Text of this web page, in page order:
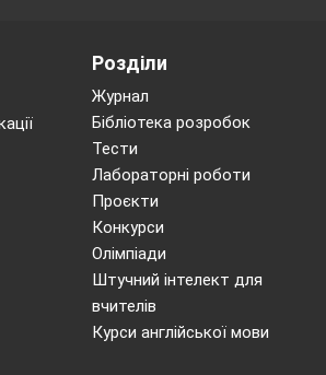
твердження щодо
та її властивостей.
до складу географічної
входять гідросфера та
частково – біосфера та
географічної оболонки
визначити через
її частин.
перебуванню води в трьох
станах відбувається малий
Розділи
Журнал
Бібліотека розробок
Тести
Лабораторні роботи
Проєкти
Конкурси
Олімпіади
Штучний інтелект для
вчителів
Курси англійської мови